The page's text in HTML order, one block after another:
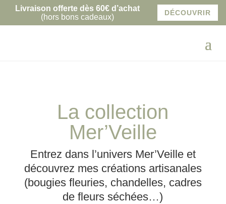
Livraison offerte dès 60€ d’achat
(hors bons cadeaux)
DÉCOUVRIR
La collection
Mer’Veille
Entrez dans l’univers Mer’Veille et
découvrez mes créations artisanales
(bougies fleuries, chandelles, cadres
de fleurs séchées…)